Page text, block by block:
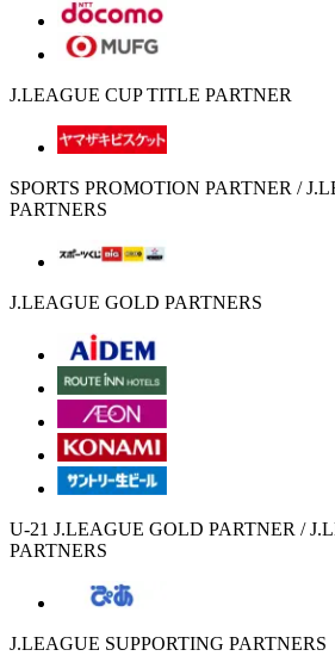
J.LEAGUE CUP TITLE PARTNER
SPORTS PROMOTION PARTNER /
PARTNERS
J.LEAGUE GOLD PARTNERS
U-21 J.LEAGUE GOLD PARTNER /
PARTNERS
J.LEAGUE SUPPORTING PARTNERS